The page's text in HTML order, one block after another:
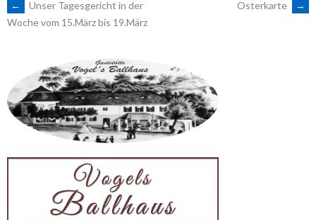
ARTIKEL-
NAVIGATION
←
Unser Tagesgericht in der
Woche vom 15.März bis 19.März
Osterkarte →